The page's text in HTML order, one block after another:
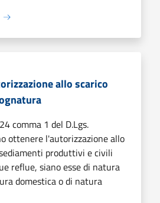
allo scarico
comma 1 del D.Lgs.
ottenere l'autorizzazione allo
produttivi e civili
reflue, siano esse di natura
domestica o di natura